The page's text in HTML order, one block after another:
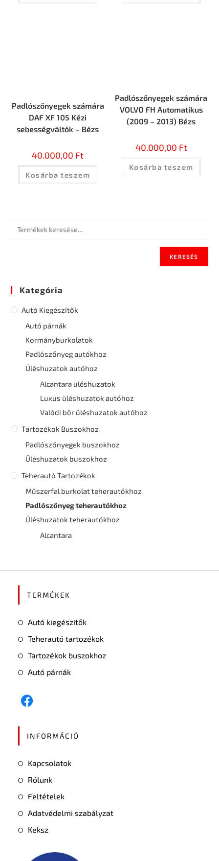
Padlószőnyegek számára
DAF XF 105 Kézi
sebességváltók – Bézs
40.000,00 Ft
Kosárba teszem
Padlószőnyegek számára
VOLVO FH Automatikus
(2009 – 2013) Bézs
40.000,00 Ft
Kosárba teszem
KERESÉS
Kategória
Autó Kiegészítők
Autó párnák
Kormányburkolatok
Padlószőnyeg autókhoz
Üléshuzatok autóhoz
Alcantara üléshuzatok
Luxus üléshuzatok autóhoz
Valódi bőr üléshuzatok autóhoz
Tartozékok Buszokhoz
Padlószőnyegek buszokhoz
Üléshuzatok buszokhoz
Teherautó Tartozékok
Műszerfal burkolat teherautókhoz
Padlószőnyeg teherautókhoz
Üléshuzatok teherautókhoz
Alcantara
TERMÉKEK
Autó kiegészítők
Teherautó tartozékok
Tartozékok buszokhoz
Autó párnák
INFORMÁCIÓ
Kapcsolatok
Rólunk
Feltételek
Adatvédelmi szabályzat
Keksz